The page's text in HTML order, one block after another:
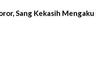
Sang Kekasih Mengaku